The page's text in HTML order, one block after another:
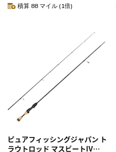
積算 88 マイル (1倍)
ピュアフィッシングジャパン ト
ラウトロッド マスビートIV